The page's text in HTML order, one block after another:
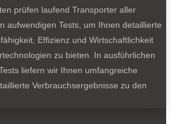
prüfen laufend Transporter aller
aufwendigen Tests, um Ihnen detaillierte
Effizienz und Wirtschaftlichkeit
zu bieten. In ausführlichen
liefern wir Ihnen umfangreiche
Verbrauchsergebnisse zu den